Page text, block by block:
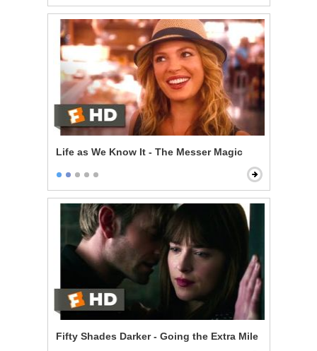
Life as We Know It - The Messer Magic
Fifty Shades Darker - Going the Extra Mile